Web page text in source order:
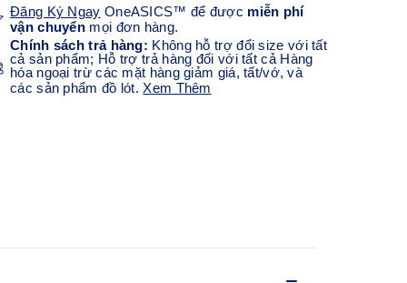
Đăng Ký Ngay OneASICS™ để được miễn phí
vận chuyển mọi đơn hàng.
Chính sách trả hàng: Không hỗ trợ đổi size với tất
cả sản phẩm; Hỗ trợ trả hàng đối với tất cả Hàng
hóa ngoại trừ các mặt hàng giảm giá, tất/vớ, và
các sản phẩm đồ lót.Xem Thêm